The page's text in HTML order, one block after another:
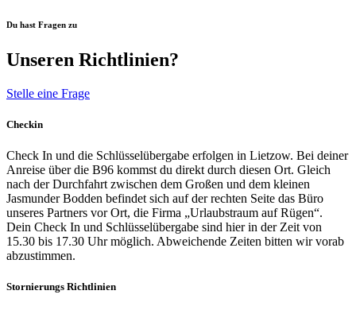
Du hast Fragen zu
Unseren Richtlinien?
Stelle eine Frage
Checkin
Check In und die Schlüsselübergabe erfolgen in Lietzow. Bei deiner
Anreise über die B96 kommst du direkt durch diesen Ort. Gleich
nach der Durchfahrt zwischen dem Großen und dem kleinen
Jasmunder Bodden befindet sich auf der rechten Seite das Büro
unseres Partners vor Ort, die Firma „Urlaubstraum auf Rügen“.
Dein Check In und Schlüsselübergabe sind hier in der Zeit von
15.30 bis 17.30 Uhr möglich. Abweichende Zeiten bitten wir vorab
abzustimmen.
Stornierungs Richtlinien